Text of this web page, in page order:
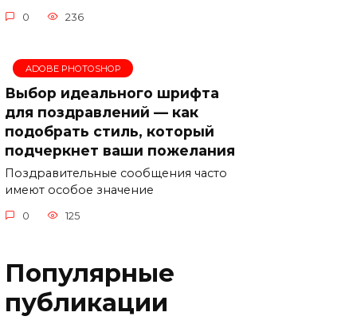
0 236
ADOBE PHOTOSHOP
Выбор идеального шрифта
для поздравлений — как
подобрать стиль, который
подчеркнет ваши пожелания
Поздравительные сообщения часто
имеют особое значение
0 125
Популярные
публикации